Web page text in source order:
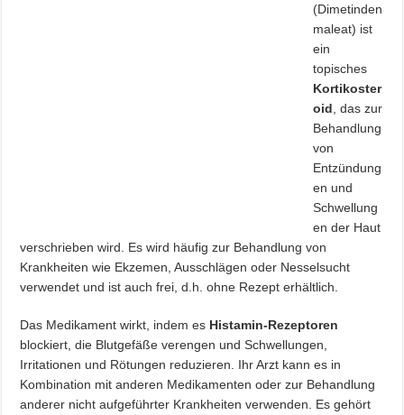
(Dimetinden
maleat) ist
ein
topisches
Kortikoster
oid , das zur
Behandlung
von
Entzündung
en und
Schwellung
en der Haut
verschrieben wird. Es wird häufig zur Behandlung von
Krankheiten wie Ekzemen, Ausschlägen oder Nesselsucht
verwendet und ist auch frei, d.h. ohne Rezept erhältlich.
Das Medikament wirkt, indem es Histamin-Rezeptoren
blockiert, die Blutgefäße verengen und Schwellungen,
Irritationen und Rötungen reduzieren. Ihr Arzt kann es in
Kombination mit anderen Medikamenten oder zur Behandlung
anderer nicht aufgeführter Krankheiten verwenden. Es gehört